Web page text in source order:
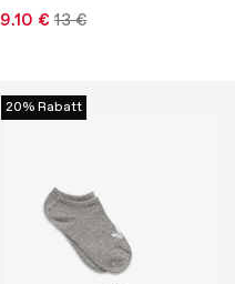
9.10 € 13 €
20% Rabatt